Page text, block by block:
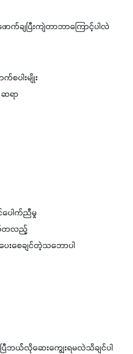
း၊ဟင်းသီးဟင်းရွက်နဲ့ ဥယျာဉ်ခြံသီးနှံ
ဆိုတော့ တစ်မျိုးတည်းနဲ့ အားလုံး
ချပြီးကျဲတာဘာကြောင့်ပါလဲ
စပါးမျိုး
ရာ
ပေါက်ညီမှု
တလည့်
စေချင်တဲ့သဘောပါ
ြီဘယ််လိုဆေးကျွေးရမလဲသိချင်ပါ